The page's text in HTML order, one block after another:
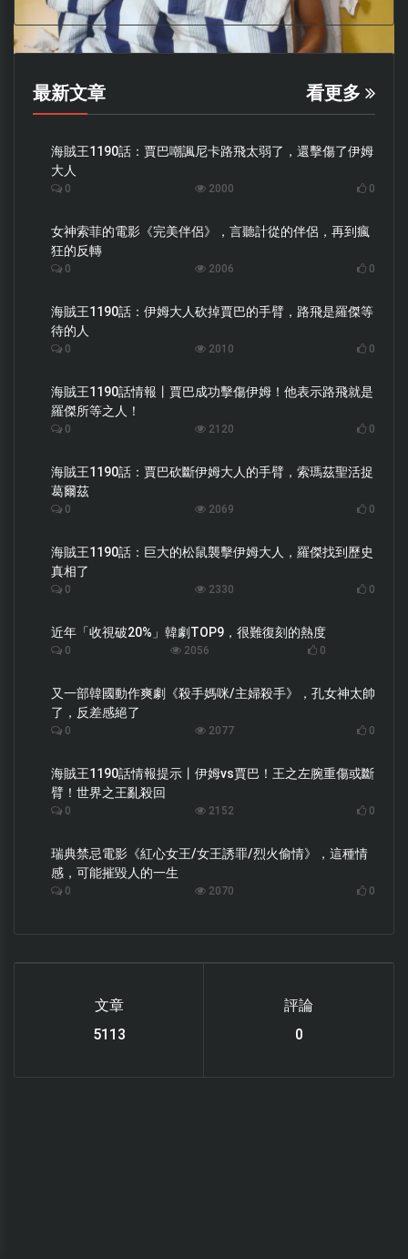
最新文章 看更多
海賊王1190話：賈巴嘲諷尼卡路飛太弱了，還擊傷了伊姆
大人
0 2000 0
女神索菲的電影《完美伴侶》，言聽計從的伴侶，再到瘋
狂的反轉
0 2006 0
海賊王1190話：伊姆大人砍掉賈巴的手臂，路飛是羅傑等
待的人
0 2010 0
海賊王1190話情報丨賈巴成功擊傷伊姆！他表示路飛就是
羅傑所等之人！
0 2120 0
海賊王1190話：賈巴砍斷伊姆大人的手臂，索瑪茲聖活捉
葛爾茲
0 2069 0
海賊王1190話：巨大的松鼠襲擊伊姆大人，羅傑找到歷史
真相了
0 2330 0
近年「收視破20%」韓劇TOP9，很難復刻的熱度
0 2056 0
又一部韓國動作爽劇《殺手媽咪/主婦殺手》，孔女神太帥
了，反差感絕了
0 2077 0
海賊王1190話情報提示丨伊姆vs賈巴！王之左腕重傷或斷
臂！世界之王亂殺回
0 2152 0
瑞典禁忌電影《紅心女王/女王誘罪/烈火偷情》，這種情
感，可能摧毀人的一生
0 2070 0
文章
6112
評論
0